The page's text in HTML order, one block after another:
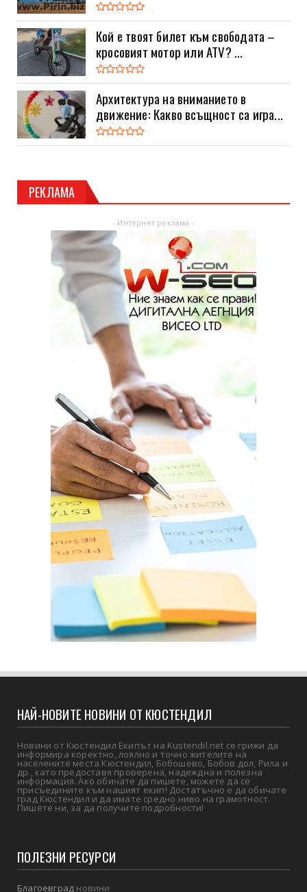
Кой е твоят билет към свободата –
кросовият мотор или ATV? ...
Архитектура на вниманието в
движение: Какво всъщност са игра...
РЕКЛАМА
- Интернет реклама -
НАЙ-НОВИТЕ НОВИНИ ОТ КЮСТЕНДИЛ
Новини от Кюстендил Екипът на Kustendil.net се грижи да
информира коректно, лоялно и точно жителите на
населените места Кюстендил, Бобошево, Бобов дол, Рила и
др., като предоставя проверена, надеждна и полезна
информация. Ако обичате да пишете, можете да се
присъедините към нашият екип! Достатъчно е да обичате
град Кюстендил и да имате средно ниво на грамотност.
Пишете ни, за да получите подробности!
ПОЛЕЗНИ РЕСУРСИ
Благоевград новини